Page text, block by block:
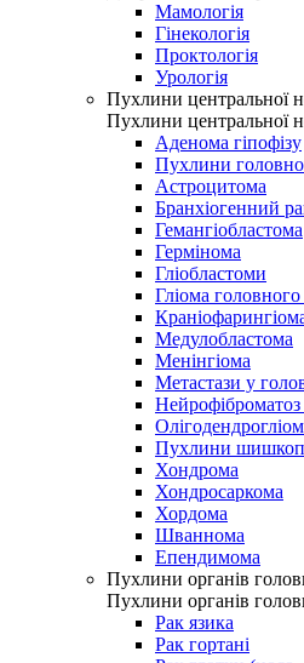
Мамологія
Гінекологія
Проктологія
Урологія
Пухлини центральної
Пухлини центральної
Аденома гіпофізу
Пухлини
Астроцитома
Бранхіогенний
Гемангіобластома
Гермінома
Гліобластоми
Гліома
Медулобластома
Менінгіома
Метастази у
Пухлини
Хондрома
Хондросаркома
Хордома
Шваннома
Епендимома
Пухлини органів
Пухлини органів
Рак язика
Рак гортані